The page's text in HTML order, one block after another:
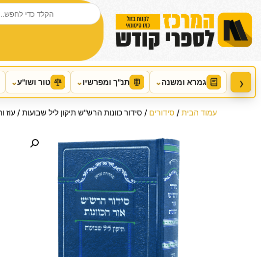
גמרא ומשנה⌄ תנ"ך ומפרשיו⌄ טור ושו"ע⌄ ›
עמוד הבית / סידורים / סידור כוונות הרש"ש תיקון ליל שבועות / עוז